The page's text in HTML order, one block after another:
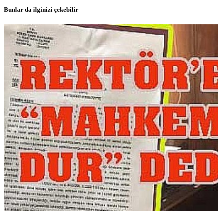
Bunlar da ilginizi çekebilir